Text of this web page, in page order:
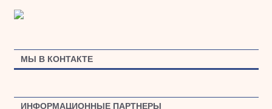
МЫ В КОНТАКТЕ
ИНФОРМАЦИОННЫЕ ПАРТНЕРЫ